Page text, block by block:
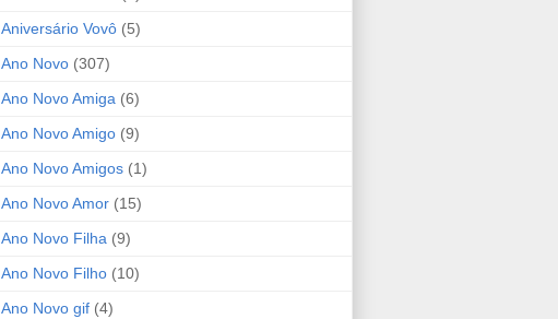
Aniversário Vovô (5)
Ano Novo (307)
Ano Novo Amiga (6)
Ano Novo Amigo (9)
Ano Novo Amigos (1)
Ano Novo Amor (15)
Ano Novo Filha (9)
Ano Novo Filho (10)
Ano Novo gif (4)